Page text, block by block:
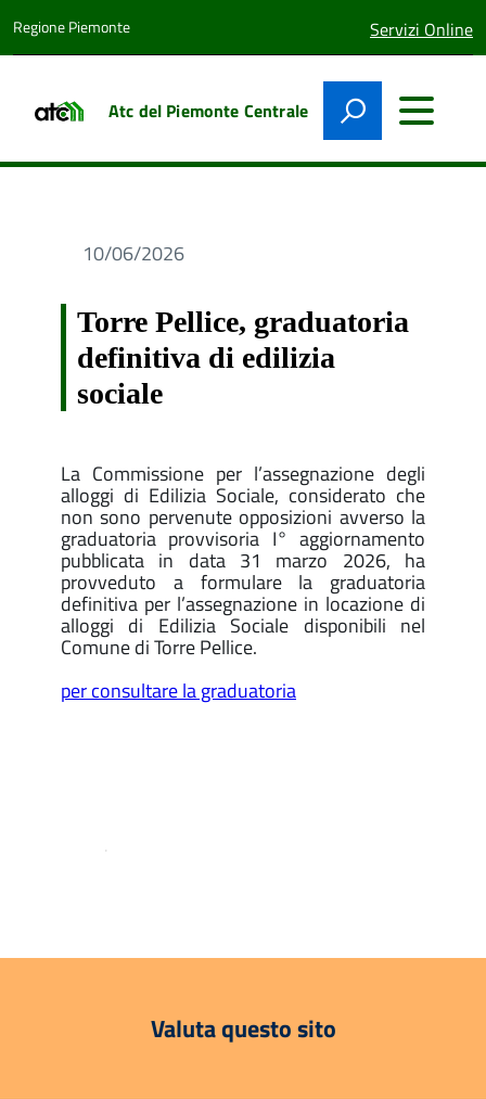
Regione Piemonte lingua
attiva:
Servizi Online
Atc del Piemonte Centrale
10/06/2026
Torre Pellice, graduatoria
definitiva di edilizia
sociale
La Commissione per l’assegnazione degli
alloggi di Edilizia Sociale, considerato che
non sono pervenute opposizioni avverso la
graduatoria provvisoria I° aggiornamento
pubblicata in data 31 marzo 2026, ha
provveduto a formulare la graduatoria
definitiva per l’assegnazione in locazione di
alloggi di Edilizia Sociale disponibili nel
Comune di Torre Pellice.
per consultare la graduatoria
.
Valuta questo sito